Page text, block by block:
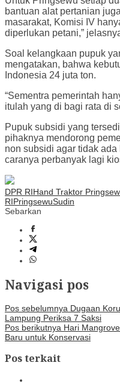
bantuan alat pertanian
masarakat, Komisi IV
diperlukan petani,”
Soal kelangkaan pupuk
mengatakan, bahwa
Indonesia 24 juta ton.
“Sementra pemerintah
itulah yang di bagi rata di
Pupuk subsidi yang
pihaknya mendorong
non subsidi agar tidak
caranya perbanyak lagi
DPR RIHand Traktor
RIPringsewuSudin
Sebarkan
Navigasi pos
Pos sebelumnya Dugaan
Lampung Periksa 7 Saksi
Pos berikutnya Hari
Baru untuk Konservasi
Pos terkait